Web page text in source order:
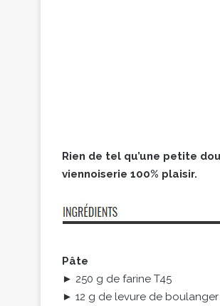
Rien de tel qu’une petite
viennoiserie 100% plaisir.
Pâte
► 250 g de farine T45
► 12 g de levure de boulanger